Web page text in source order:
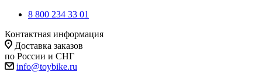
8 800 234 33 01
Контактная информация
Доставка заказов
по России и СНГ
info@toybike.ru